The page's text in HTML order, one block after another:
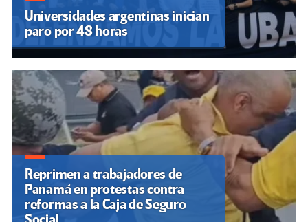
Universidades argentinas inician
paro por 48 horas
Reprimen a trabajadores de
Panamá en protestas contra
reformas a la Caja de Seguro